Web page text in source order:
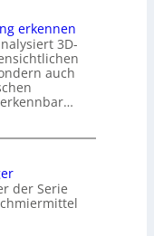
erkennen
3D-
auch
der Serie